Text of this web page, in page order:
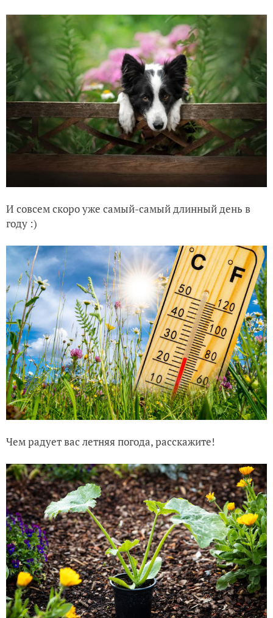
И совсем скоро уже самый-самый длинный день в
году :)
Чем радует вас летняя погода, расскажите!